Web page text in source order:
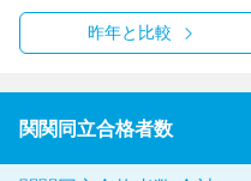
昨年と比較
関関同立合格者数